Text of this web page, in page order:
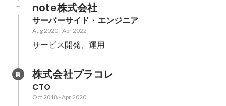
note株式会社
サーバーサイド・エンジニア
Aug 2020-Apr 2022
サービス開発、運用
株式会社プラコレ
CTO
Oct 2018-Apr 2020